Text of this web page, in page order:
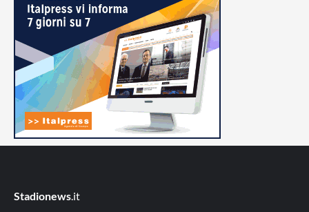
Stadionews.it